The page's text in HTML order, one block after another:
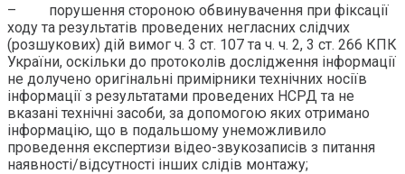
– порушення стороною обвинувачення при фіксації
ходу та результатів проведених негласних слідчих
(розшукових) дій вимог ч. 3 ст. 107 та ч. ч. 2, 3 ст. 266 КПК
України, оскільки до протоколів дослідження інформації
не долучено оригінальні примірники технічних носіїв
інформації з результатами проведених НСРД та не
вказані технічні засоби, за допомогою яких отримано
інформацію, що в подальшому унеможливило
проведення експертизи відео-звукозаписів з питання
наявності/відсутності інших слідів монтажу;